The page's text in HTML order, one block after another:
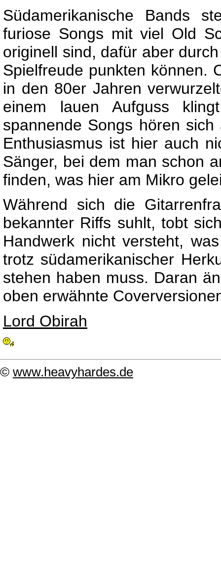
Südamerikanische Bands
furiose Songs mit viel Old
originell sind, dafür aber
Spielfreude punkten können.
in den 80er Jahren
einem lauen Aufguss
spannende Songs hören
Enthusiasmus ist hier auch
Sänger, bei dem man schon
finden, was hier am Mikro
Während sich die
bekannter Riffs suhlt, tobt
Handwerk nicht versteht,
trotz südamerikanischer
stehen haben muss. Daran
oben erwähnte
Lord Obirah
© www.heavyhardes.de